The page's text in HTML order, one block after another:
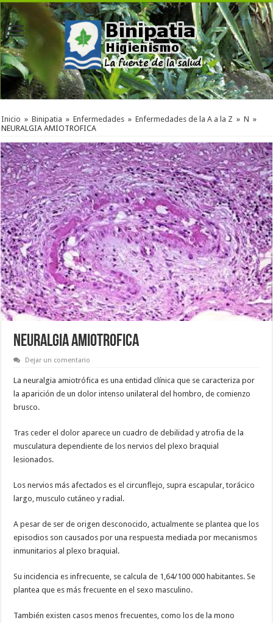
Inicio » Binipatia » Enfermedades » Enfermedades de la A a la Z » N »
NEURALGIA AMIOTROFICA
NEURALGIA AMIOTROFICA
Dejar un comentario
La neuralgia amiotrófica es una entidad clínica que se caracteriza por
la aparición de un dolor intenso unilateral del hombro, de comienzo
brusco.
Tras ceder el dolor aparece un cuadro de debilidad y atrofia de la
musculatura dependiente de los nervios del plexo braquial
lesionados.
Los nervios más afectados es el circunflejo, supra escapular, torácico
largo, musculo cutáneo y radial.
A pesar de ser de origen desconocido, actualmente se plantea que los
episodios son causados por una respuesta mediada por mecanismos
inmunitarios al plexo braquial.
Su incidencia es infrecuente, se calcula de 1,64/100 000 habitantes. Se
plantea que es más frecuente en el sexo masculino.
También existen casos menos frecuentes, como los de la mono